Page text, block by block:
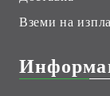
Вземи на